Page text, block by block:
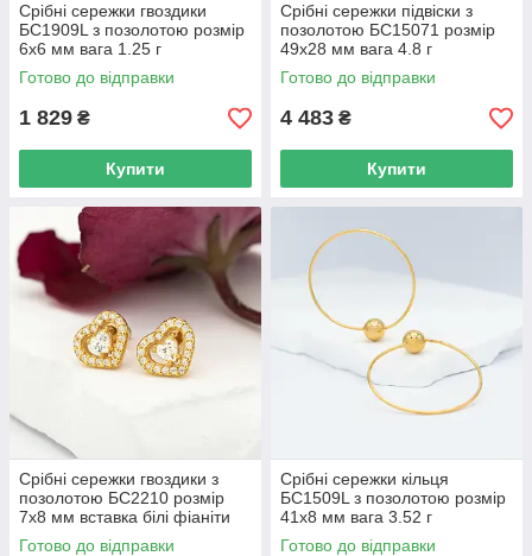
Срібні сережки гвоздики
БС1909L з позолотою розмір
6х6 мм вага 1.25 г
Готово до відправки
1 829 ₴
Купити
Срібні сережки підвіски з
позолотою БС15071 розмір
49х28 мм вага 4.8 г
Готово до відправки
4 483 ₴
Купити
Срібні сережки гвоздики з
позолотою БС2210 розмір
7х8 мм вставка білі фіаніти
вага 1.58 г
Готово до відправки
Срібні сережки кільця
БС1509L з позолотою розмір
41х8 мм вага 3.52 г
Готово до відправки